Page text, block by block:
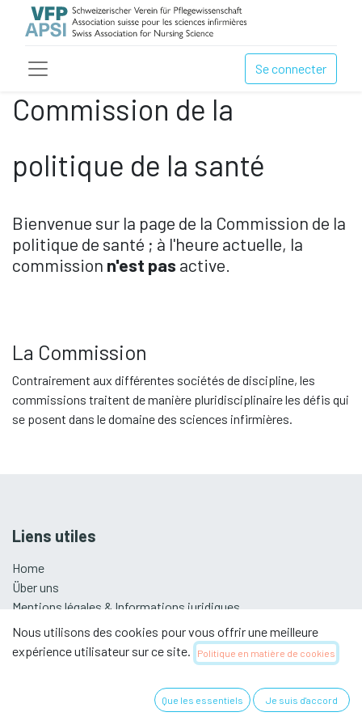
Se connecter
Commission de la
politique de la santé
Bienvenue sur la page de la Commission de la
politique de santé ; à l'heure actuelle, la
commission n'est pas active.
La Commission
Contrairement aux différentes sociétés de discipline, les
commissions traitent de manière pluridisciplinaire les défis qui
se posent dans le domaine des sciences infirmières.
Liens utiles
Home
Über uns
Mentions légales & Informations juridiques
Datenschutzerklärung
Association suisse pour les sciences
Nous utilisons des cookies pour vous offrir une meilleure
expérience utilisateur sur ce site.
Politique en matière de cookies
Que les essentiels Je suis d'accord